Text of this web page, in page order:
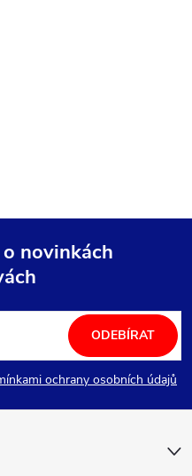
novinkách
ochrany osobních údajů
ODEBÍRAT